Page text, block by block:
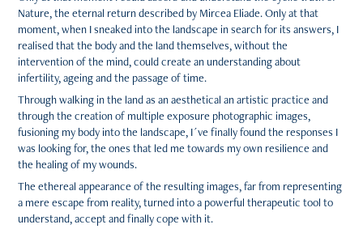
Nature, the eternal return described by Mircea Eliade. Only at that
moment, when I sneaked into the landscape in search for its answers, I
realised that the body and the land themselves, without the
intervention of the mind, could create an understanding about
infertility, ageing and the passage of time.
Through walking in the land as an aesthetical an artistic practice and
through the creation of multiple exposure photographic images,
fusioning my body into the landscape, I´ve finally found the responses I
was looking for, the ones that led me towards my own resilience and
the healing of my wounds.
The ethereal appearance of the resulting images, far from representing
a mere escape from reality, turned into a powerful therapeutic tool to
understand, accept and finally cope with it.